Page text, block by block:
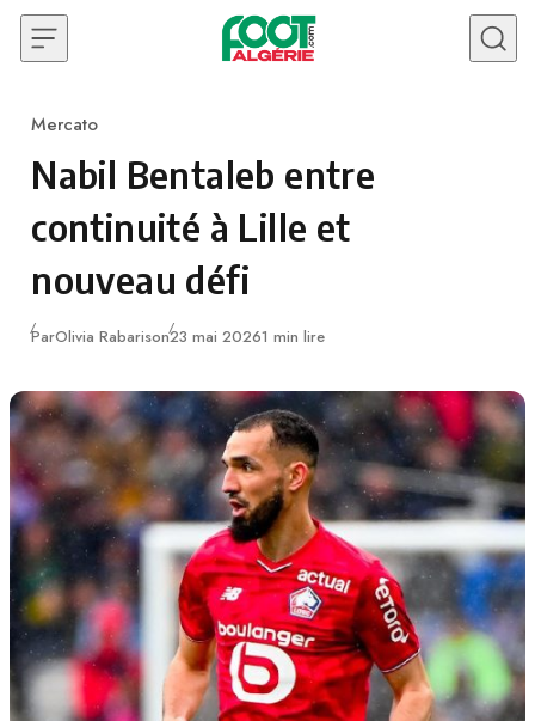
Skip to content
Category
Mercato
Nabil Bentaleb entre
continuité à Lille et
nouveau défi
ParOlivia RabarisonPublié
23 mai 20261 min lire